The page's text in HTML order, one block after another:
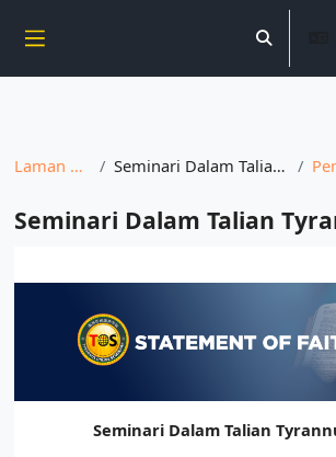
Langkau ke kandungan utama
Toggle
Laman utama Seminari Dalam Talian Tyrannus
Seminari Dalam Talian
Seminari Dalam Talian